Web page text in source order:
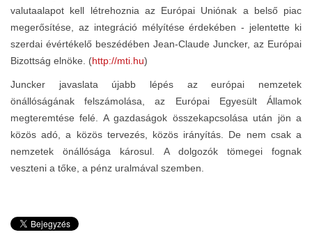
valutaalapot kell létrehoznia az Európai Uniónak a belső piac
megerősítése, az integráció mélyítése érdekében - jelentette ki
szerdai évértékelő beszédében Jean-Claude Juncker, az Európai
Bizottság elnöke. (http://mti.hu)
Juncker javaslata újabb lépés az európai nemzetek
önállóságának felszámolása, az Európai Egyesült Államok
megteremtése felé. A gazdaságok összekapcsolása után jön a
közös adó, a közös tervezés, közös irányítás. De nem csak a
nemzetek önállósága károsul. A dolgozók tömegei fognak
veszteni a tőke, a pénz uralmával szemben.